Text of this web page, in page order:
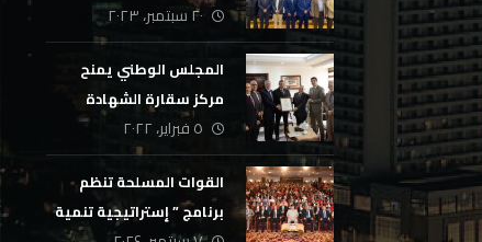
٢٠ سبتمبر، ٢٠٢٣
المجلس الوطني يمنح
مركز سقارة الشهادة
التدولية لجودة التدريب
٥ فبراير، ٢٠٢٢
القوات المسلحة تنظم
برنامج ” إستراتيجية تنمية